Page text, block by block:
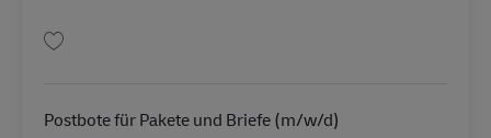
Postbote für Pakete und Briefe (m/w/d)